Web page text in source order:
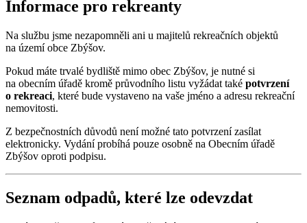
Informace pro rekreanty
Na službu jsme nezapomněli ani u majitelů rekreačních objektů
na území obce Zbýšov.
Pokud máte trvalé bydliště mimo obec Zbýšov, je nutné si
na obecním úřadě kromě průvodního listu vyžádat také potvrzení
o rekreaci, které bude vystaveno na vaše jméno a adresu rekreační
nemovitosti.
Z bezpečnostních důvodů není možné tato potvrzení zasílat
elektronicky. Vydání probíhá pouze osobně na Obecním úřadě
Zbýšov oproti podpisu.
Seznam odpadů, které lze odevzdat